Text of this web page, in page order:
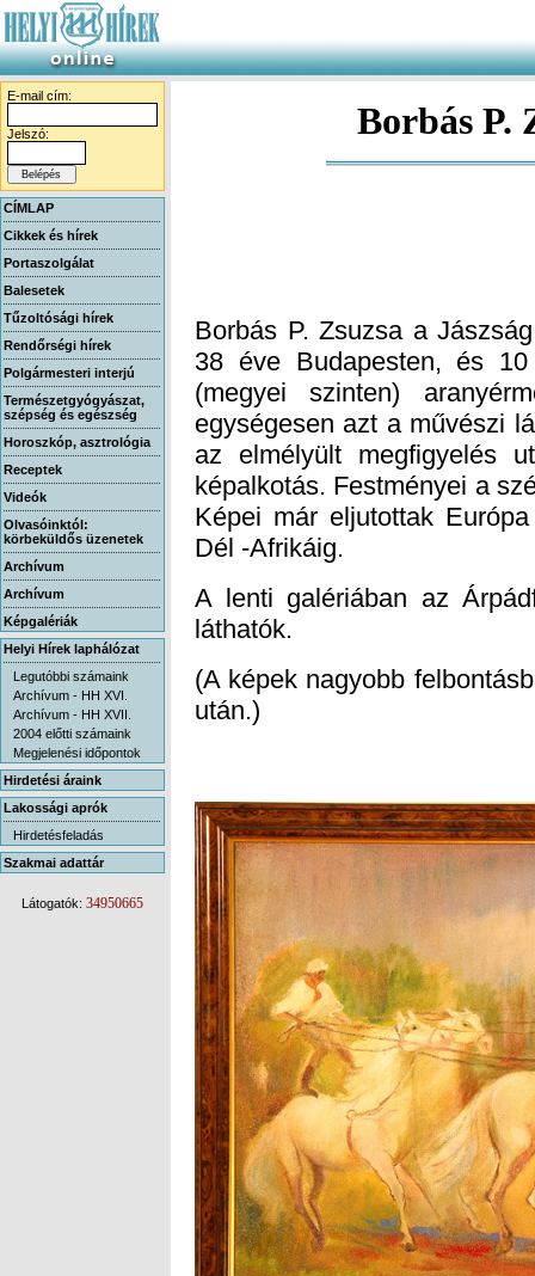
E-mail cím:
Jelszó:
CÍMLAP
Cikkek és hírek
Portaszolgálat
Balesetek
Tűzoltósági hírek
Rendőrségi hírek
Polgármesteri interjú
Természetgyógyászat,
szépség és egészség
Horoszkóp, asztrológia
Receptek
Videók
Olvasóinktól:
körbeküldős üzenetek
Archívum
Archívum
Képgalériák
Helyi Hírek laphálózat
Legutóbbi számaink
Archívum - HH XVI.
Archívum - HH XVII.
2004 előtti számaink
Megjelenési időpontok
Hirdetési áraink
Lakossági aprók
Hirdetésfeladás
Szakmai adattár
Látogatók: 34950665
Borbás P.
Borbás P. Zsuzsa a
38 éve Budapesten, és
(megyei szinten)
egységesen azt a művészi
az elmélyült megfigyelés
képalkotás. Festményei a
Képei már eljutottak
Dél -Afrikáig.
A lenti galériában az
láthatók.
(A képek nagyobb
után.)